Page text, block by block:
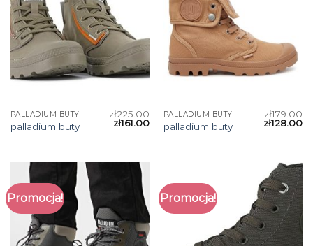
PALLADIUM BUTY
palladium buty
zł225.00
zł161.00
PALLADIUM BUTY
palladium buty
zł179.00
zł128.00
Promocja! Promocja!